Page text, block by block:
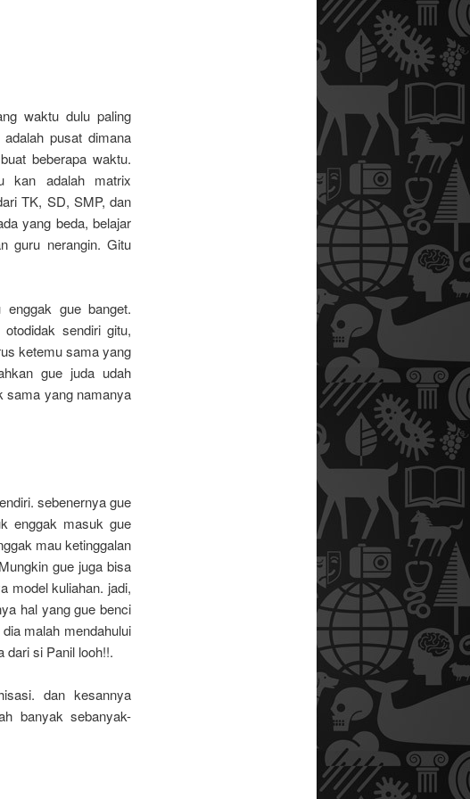
waktu dulu paling
pusat dimana
beberapa waktu.
kan adalah matrix
TK, SD, SMP, dan
yang beda, belajar
guru nerangin. Gitu
enggak gue banget.
sendiri gitu,
ketemu sama yang
gue juda udah
sama yang namanya
sebenernya gue
enggak masuk gue
mau ketinggalan
gue juga bisa
model kuliahan. jadi,
hal yang gue benci
malah mendahului
dari si Panil looh!!.
dan kesannya
banyak sebanyak-